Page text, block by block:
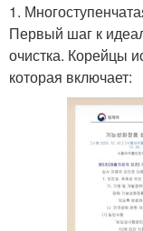
1.
Первый шаг к
очистка. Корейцы
которая включает: